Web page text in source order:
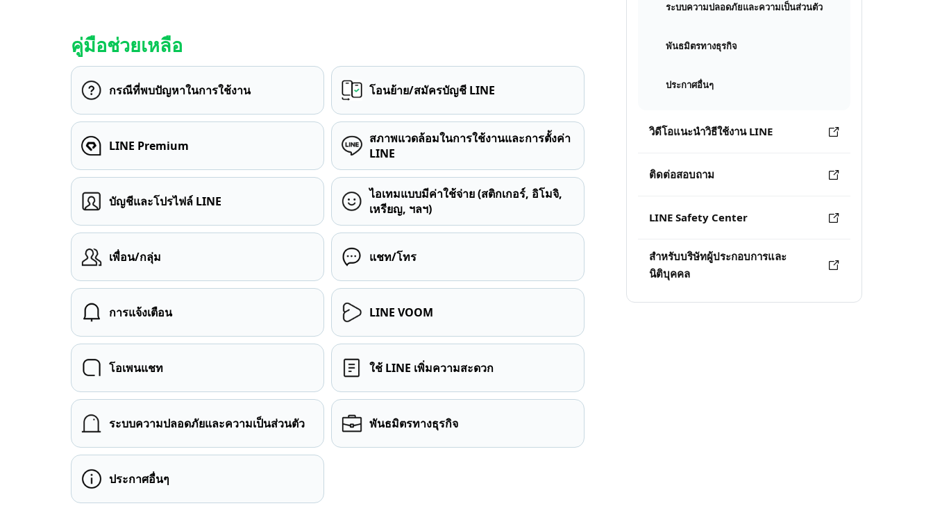
ระบบความปลอดภัยและความเป็นส่วนตัว
พันธมิตรทางธุรกิจ
ประกาศอื่นๆ
วิดีโอแนะนำวิธีใช้งาน LINE
ติดต่อสอบถาม
LINE Safety Center
สำหรับบริษัทผู้ประกอบการและ
นิติบุคคล
คู่มือช่วยเหลือ
กรณีที่พบปัญหาในการใช้งาน โอนย้าย/สมัครบัญชี LINE
LINE Premium
สภาพแวดล้อมในการใช้งานและการตั้งค่า
LINE
บัญชีและโปรไฟล์ LINE
ไอเทมแบบมีค่าใช้จ่าย (สติกเกอร์, อิโมจิ,
เหรียญ, ฯลฯ)
เพื่อน/กลุ่ม แชท/โทร
การแจ้งเตือน LINE VOOM
โอเพนแชท ใช้ LINE เพิ่มความสะดวก
ระบบความปลอดภัยและความเป็นส่วนตัว พันธมิตรทางธุรกิจ
ประกาศอื่นๆ